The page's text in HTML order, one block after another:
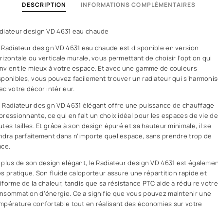
DESCRIPTION INFORMATIONS COMPLÉMENTAIRES
design VD 4631 eau chaude
Radiateur design VD 4631 eau chaude est disponible en version
ou verticale murale, vous permettant de choisir l’option qui
le mieux à votre espace. Et avec une gamme de couleurs
vous pouvez facilement trouver un radiateur qui
votre décor intérieur.
Radiateur design VD 4631 élégant offre une puissance de chauffage
ce qui en fait un choix idéal pour les espaces de vie de
tailles. Et grâce à son design épuré et sa hauteur minimale, il se
parfaitement dans n’importe quel espace, sans prendre trop de
plus de son design élégant, le Radiateur design VD 4631 est
pratique. Son fluide caloporteur assure une répartition rapide et
de la chaleur, tandis que sa résistance PTC aide à réduire votre
d’énergie. Cela signifie que vous pouvez maintenir une
confortable tout en réalisant des économies sur votre